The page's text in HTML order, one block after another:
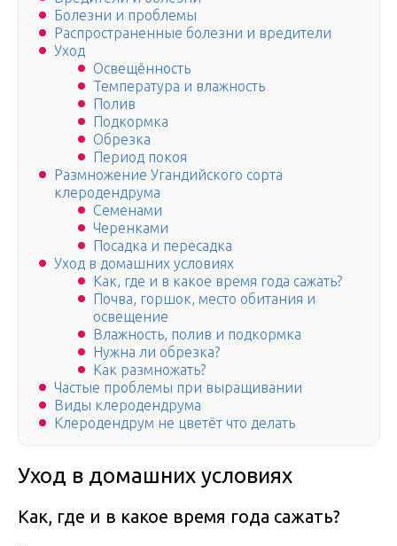
Болезни и проблемы
Распространенные болезни и вредители
Уход
Освещённость
Температура и влажность
Полив
Подкормка
Обрезка
Период покоя
Размножение Угандийского сорта
клеродендрума
Семенами
Черенками
Посадка и пересадка
Уход в домашних условиях
Как, где и в какое время года сажать?
Почва, горшок, место обитания и
освещение
Влажность, полив и подкормка
Нужна ли обрезка?
Как размножать?
Частые проблемы при выращивании
Виды клеродендрума
Клеродендрум не цветёт что делать
Уход в домашних условиях
Как, где и в какое время года сажать?